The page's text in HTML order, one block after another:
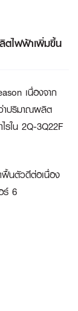
ตไฟฟ้าเพิ่มขึ้น
เนื่องจาก
าปริมาณผลิต
รใน 2Q-3Q22F
ฟื้นตัวดีต่อเนื่อง
ร์ 6